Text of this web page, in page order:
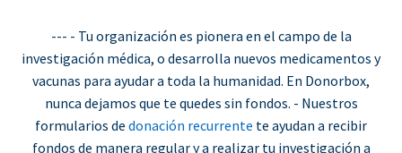
--- - Tu organización es pionera en el campo de la
investigación médica, o desarrolla nuevos medicamentos y
vacunas para ayudar a toda la humanidad. En Donorbox,
nunca dejamos que te quedes sin fondos. - Nuestros
formularios de donación recurrente te ayudan a recibir
fondos de manera regular y a realizar tu investigación a